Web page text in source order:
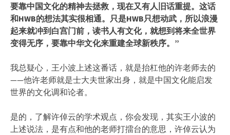
要靠中国文化的精神去拯救，现在又有人旧话重提。这话
和HWB的想法其实很相通。只是HWB只想动武，所以浪漫
起来就冲到白宫门前，读书人有文化，就想到将来全世界
变得无序，要靠中华文化来重建全球新秩序。”
我总疑心，王小波上述这番话，就是抬杠他的许老师去的
——他许老师就是士大夫世家出身，就是中国文化能启发
世界的文化调和论者。
是的，了解许倬云的学术观点，你会发现，其实王小波的
上述说法，是有点和他的老师打擂台的意思，许倬云认为